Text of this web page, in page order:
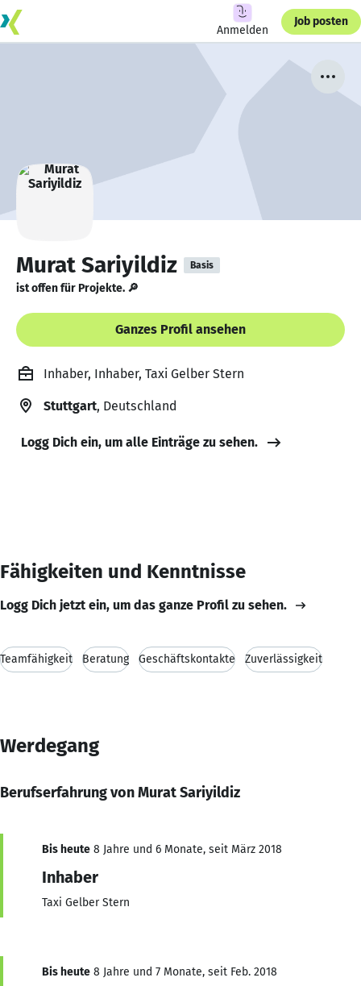
Anmelden
Job posten
Murat Sariyildiz Basis
ist offen für Projekte. 🔎
Ganzes Profil ansehen
Inhaber, Inhaber, Taxi Gelber Stern
Stuttgart, Deutschland
Logg Dich ein, um alle Einträge zu sehen.
Fähigkeiten und Kenntnisse
Logg Dich jetzt ein, um das ganze Profil zu sehen.
Teamfähigkeit Beratung Geschäftskontakte Zuverlässigkeit
Werdegang
Berufserfahrung von Murat Sariyildiz
Bis heute 8 Jahre und 6 Monate, seit März 2018
Inhaber
Taxi Gelber Stern
Bis heute 8 Jahre und 7 Monate, seit Feb. 2018